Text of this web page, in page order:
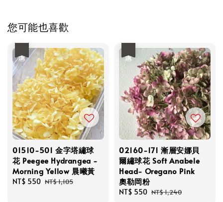
您可能也喜歡
01510-501 金字塔繡球
花 Peegee Hydrangea -
Morning Yellow 晨曦黃
Sale
NT$ 550 Regular
NT$ 1,105
02160-171 漸層安娜貝
爾繡球花 Soft Anabele
Head- Oregano Pink
奧勒岡粉
Sale
NT$ 550 Regular
NT$ 1,240